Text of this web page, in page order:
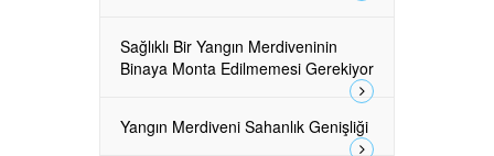
Sağlıklı Bir Yangın Merdiveninin
Binaya Monta Edilmemesi Gerekiyor
Yangın Merdiveni Sahanlık Genişliği